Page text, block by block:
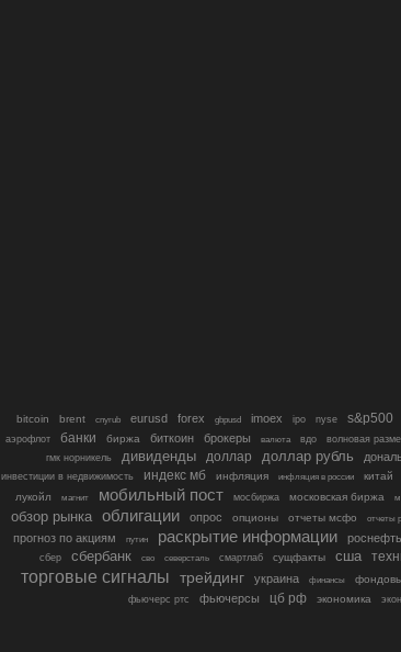
bitcoin brent cnyrub eurusd forex gbpusd imoex ipo nyse s&p500
аэрофлот банки биржа биткоин брокеры валюта вдо волновая
гмк норникель дивиденды доллар доллар рубль
инвестиции в недвижимость индекс мб инфляция инфляция в россии китай
лукойл магнит мобильный пост мосбиржа московская биржа
обзор рынка облигации опрос опционы отчеты мсфо отчеты
прогноз по акциям
путин раскрытие информации роснефть
сбер сбербанк сво северсталь смартлаб сущфакты сша
торговые сигналы трейдинг украина финансы
фьючерс ртс фьючерсы цб рф экономика